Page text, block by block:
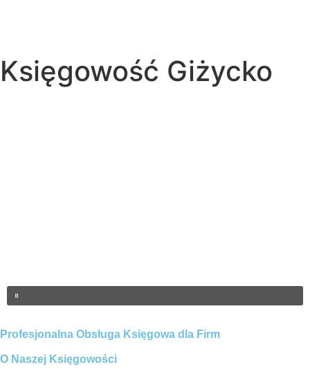
Księgowość Giżycko
Profesjonalna Obsługa Księgowa dla Firm
O Naszej Księgowości